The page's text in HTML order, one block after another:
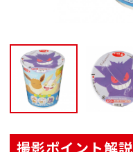
撮影ポイント解説